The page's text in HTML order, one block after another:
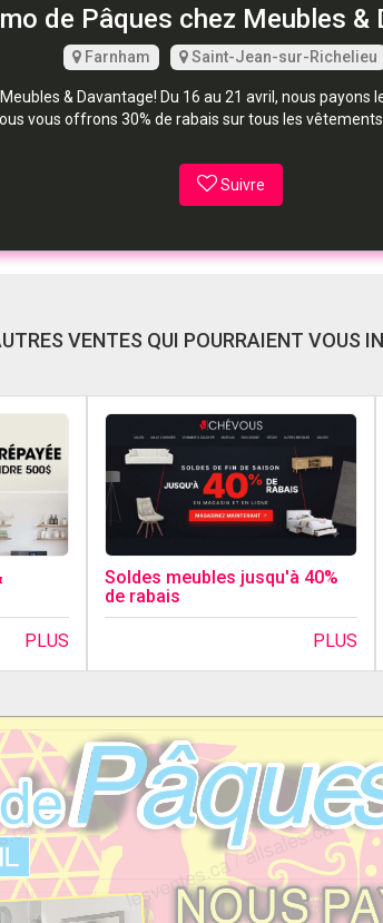
de Pâques chez Meubles &
Farnham Saint-Jean-sur-Richelieu
& Davantage! Du 16 au 21 avril, nous
vous offrons 30% de rabais sur tous les
Suivre
VENTES QUI POURRAIENT VOUS
PLUS
Soldes meubles jusqu'à 40%
de rabais
PLUS